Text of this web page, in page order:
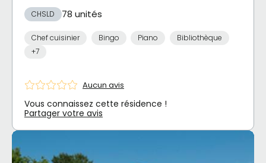
CHSLD 78 unités
Chef cuisinier Bingo Piano
Bibliothèque
+7
Aucun avis
Vous connaissez cette résidence !
Partager votre avis